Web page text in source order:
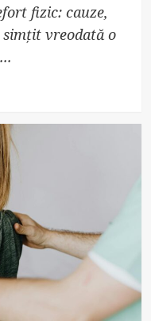
fizic: cauze,
vreodată o